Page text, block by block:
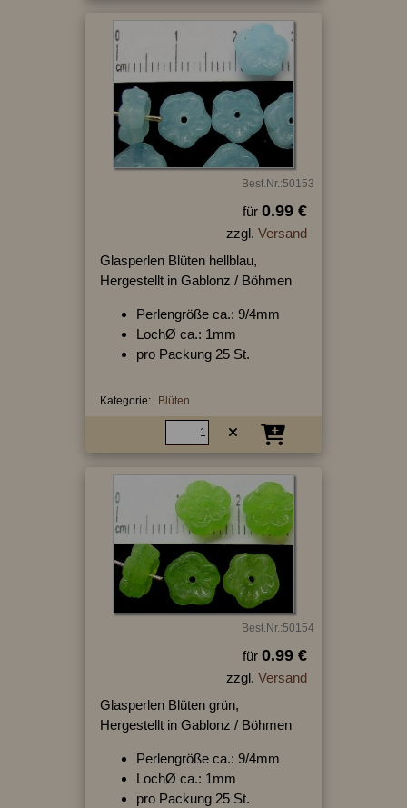
Best.Nr.:50153
für 0.99 €
zzgl. Versand
Glasperlen Blüten hellblau,
Hergestellt in Gablonz / Böhmen
Perlengröße ca.: 9/4mm
LochØ ca.: 1mm
pro Packung 25 St.
Kategorie: Blüten
Best.Nr.:50154
für 0.99 €
zzgl. Versand
Glasperlen Blüten grün,
Hergestellt in Gablonz / Böhmen
Perlengröße ca.: 9/4mm
LochØ ca.: 1mm
pro Packung 25 St.